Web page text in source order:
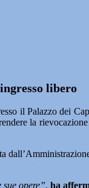
libero
il Palazzo dei
la
opere”, ha